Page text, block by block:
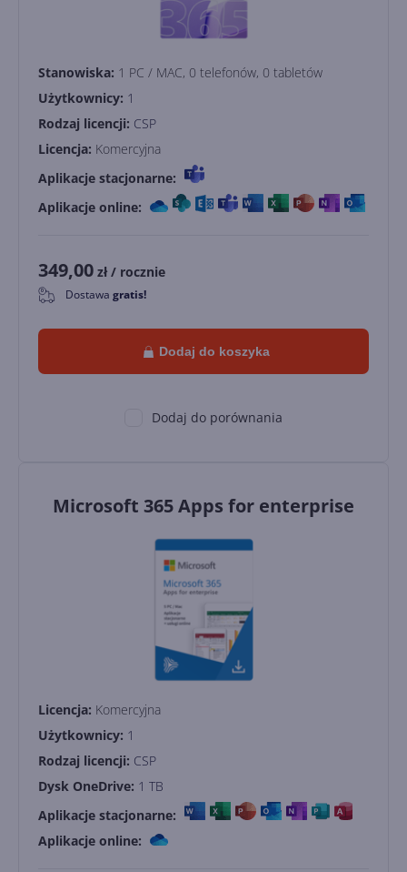
Stanowiska: 1 PC / MAC, 0 telefonów, 0 tabletów
Użytkownicy: 1
Rodzaj licencji: CSP
Licencja: Komercyjna
Aplikacje stacjonarne:
Aplikacje online:
349,00 zł / rocznie
0 Dostawa gratis!
Dodaj do koszyka
Dodaj do porównania
Microsoft 365 Apps for enterprise
Licencja: Komercyjna
Użytkownicy: 1
Rodzaj licencji: CSP
Dysk OneDrive: 1 TB
Aplikacje stacjonarne:
Aplikacje online: